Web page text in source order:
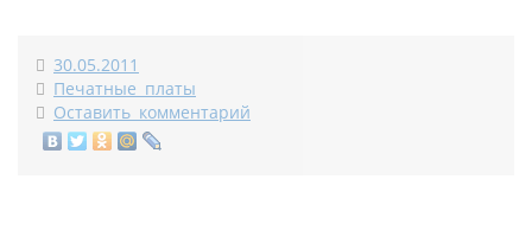
30.05.2011
Печатные платы
Оставить комментарий